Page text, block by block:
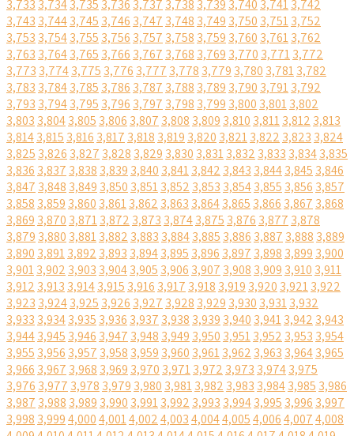
3,733 3,7343,735 3,736 3,737 3,738 3,739 3,740 3,7413,742
3,743 3,7443,745 3,746 3,747 3,748 3,749 3,750 3,7513,752
3,753 3,7543,755 3,756 3,757 3,758 3,759 3,760 3,7613,762
3,763 3,7643,765 3,766 3,767 3,768 3,769 3,770 3,7713,772
3,773 3,7743,775 3,776 3,777 3,778 3,779 3,780 3,7813,782
3,783 3,7843,785 3,786 3,787 3,788 3,789 3,790 3,7913,792
3,793 3,7943,795 3,796 3,797 3,798 3,799 3,800 3,8013,802
3,803 3,8043,805 3,806 3,807 3,808 3,809 3,810 3,8113,812 3,813
3,8143,815 3,816 3,817 3,818 3,819 3,820 3,8213,822 3,823 3,824
3,825 3,826 3,827 3,828 3,829 3,830 3,8313,832 3,833 3,8343,835
3,836 3,837 3,838 3,839 3,840 3,8413,842 3,843 3,8443,845 3,846
3,847 3,848 3,849 3,850 3,8513,852 3,853 3,8543,855 3,856 3,857
3,858 3,859 3,860 3,8613,862 3,863 3,8643,865 3,866 3,867 3,868
3,869 3,870 3,8713,872 3,873 3,8743,875 3,876 3,877 3,878
3,879 3,880 3,8813,882 3,883 3,8843,885 3,886 3,887 3,888 3,889
3,890 3,8913,892 3,893 3,8943,895 3,896 3,897 3,898 3,899 3,900
3,9013,902 3,903 3,9043,905 3,906 3,907 3,908 3,909 3,910 3,911
3,912 3,913 3,9143,915 3,916 3,917 3,918 3,919 3,920 3,9213,922
3,923 3,9243,925 3,926 3,927 3,928 3,929 3,930 3,9313,932
3,933 3,9343,935 3,936 3,937 3,938 3,939 3,940 3,9413,942 3,943
3,9443,945 3,946 3,947 3,948 3,949 3,950 3,9513,952 3,953 3,954
3,955 3,956 3,957 3,958 3,959 3,960 3,9613,962 3,963 3,9643,965
3,966 3,967 3,968 3,969 3,970 3,9713,972 3,973 3,9743,975
3,976 3,977 3,978 3,979 3,980 3,9813,982 3,983 3,9843,985 3,986
3,987 3,988 3,989 3,990 3,9913,992 3,993 3,9943,995 3,996 3,997
3,998 3,9994,0004,0014,0024,0034,0044,0054,0064,0074,008